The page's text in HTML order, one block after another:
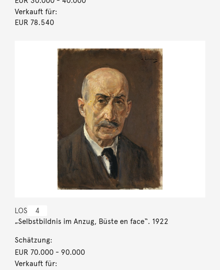
Verkauft für:
EUR 78.540
LOS 4
„Selbstbildnis im Anzug, Büste en face“. 1922
Schätzung:
EUR 70.000- 90.000
Verkauft für: